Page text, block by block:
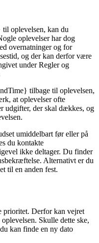
oplevelsen, kan du
oplevelser har dog
overnatninger og for
og der kan derfor være
under Regler og
tilbage til oplevelsen,
at oplevelser ofte
udgifter, der skal dækkes, og
umiddelbart før eller på
du kontakte
ikke deltager. Du finder
Alternativt er du
til en anden fest.
prioritet. Derfor kan vejret
Skulle dette ske,
kan finde en ny dato